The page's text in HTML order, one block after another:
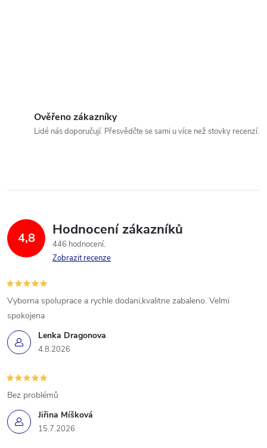
Ověřeno zákazníky
Lidé nás doporučují. Přesvědčte se sami u více než stovky recenzí.
4,8 Hodnocení zákazníků
446 hodnocení
Zobrazit recenze
Lenka Dragonova
4.8.2026
Vyborna spoluprace a rychle dodani,kvalitne zabaleno. Velmi
spokojena
Jiřina Míšková
15.7.2026
Bez problémů